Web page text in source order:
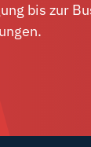
bis zur